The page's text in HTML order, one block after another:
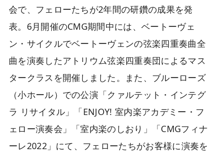
会で、フェローたちが2年間の研鑽の成果を発
表。6月開催のCMG期間中には、ベートーヴェ
ン・サイクルでベートーヴェンの弦楽四重奏曲全
曲を演奏したアトリウム弦楽四重奏団によるマス
タークラスを開催しました。また、ブルーローズ
（小ホール）での公演「クァルテット・インテグ
ラ リサイタル」「ENJOY! 室内楽アカデミー・フ
ェロー演奏会」「室内楽のしおり」「CMGフィナ
ーレ2022」にて、フェローたちがお客様に演奏を